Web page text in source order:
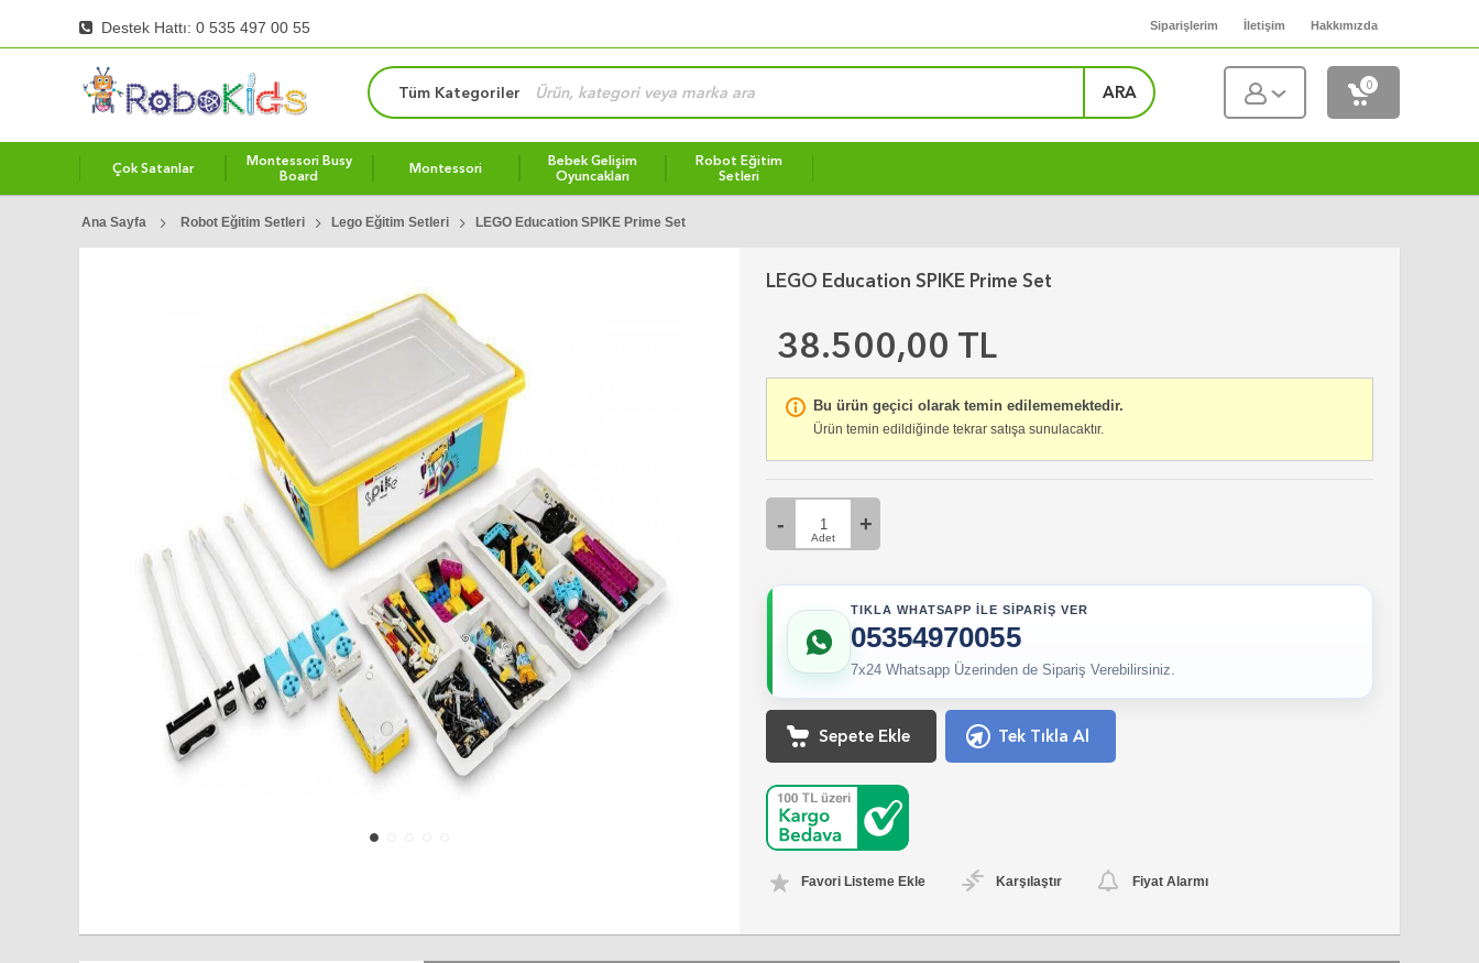
Destek Hattı: 0 535 497 00 55 Siparişlerim İletişim Hakkımızda
Tüm Kategoriler ARA 0
Çok Satanlar
Montessori Busy
Board
Montessori
Bebek Gelişim
Oyuncakları
Robot Eğitim
Setleri
Ana Sayfa Robot Eğitim Setleri Lego Eğitim Setleri LEGO Education SPIKE Prime Set
LEGO Education SPIKE Prime Set
38.500,00 TL
Bu ürün geçici olarak temin edilememektedir.
Ürün temin edildiğinde tekrar satışa sunulacaktır.
TIKLA WHATSAPP İLE SİPARİŞ VER
05354970055
7x24 Whatsapp Üzerinden de Sipariş Verebilirsiniz.
Sepete Ekle Tek Tıkla Al
Favori Listeme Ekle Karşılaştır Fiyat Alarmı